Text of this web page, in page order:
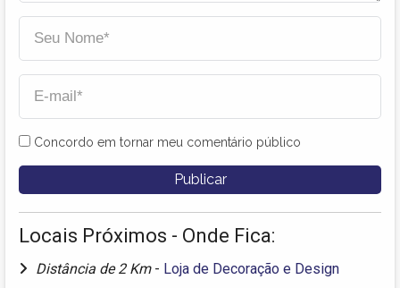
Concordo em tornar meu comentário público
Locais Próximos - Onde Fica:
Distância de 2 Km - Loja de Decoração e Design